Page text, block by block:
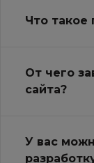
Что такое
От чего
сайта?
У вас